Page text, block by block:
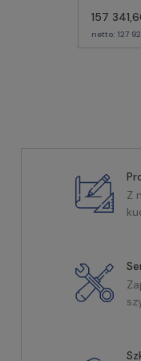
157
netto: 127
Z